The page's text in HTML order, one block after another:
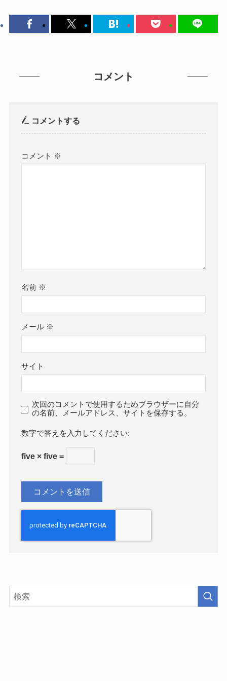
コメント
コメントする
コメント ※
名前 ※
メール ※
サイト
次回のコメントで使用するためブラウザーに自分
の名前、メールアドレス、サイトを保存する。
数字で答えを入力してください:
five × five =